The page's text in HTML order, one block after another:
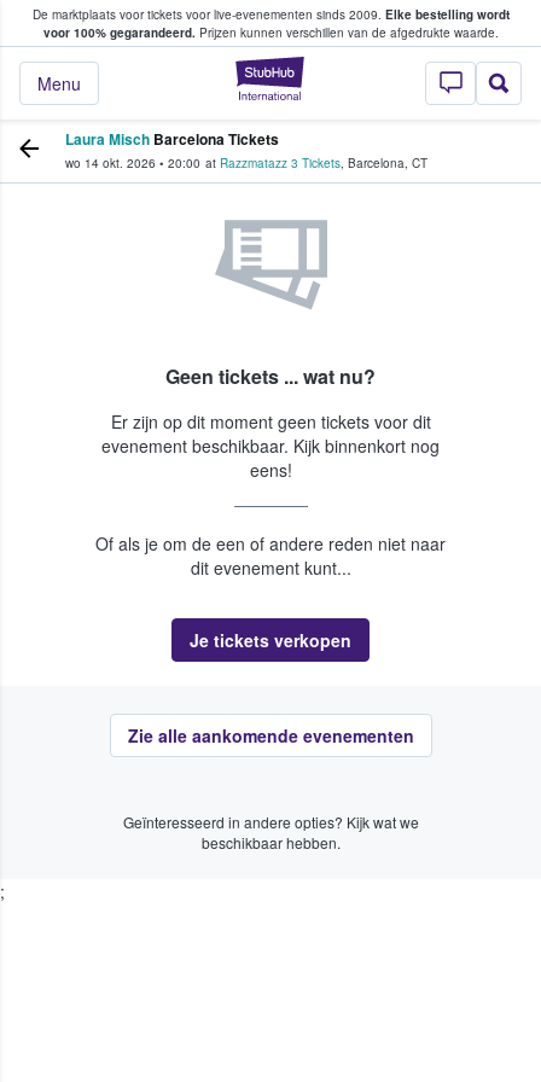
De marktplaats voor tickets voor live-evenementen sinds 2009. Elke bestelling wordt
voor 100% gegarandeerd.Prijzen kunnen verschillen van de afgedrukte waarde.
StubHub: waar
Menu
tickets kopen en verkopen
Laura Misch Barcelona Tickets
wo 14 okt. 2026 • 20:00 at Razzmatazz 3 Tickets, Barcelona, CT
Geen tickets ... wat nu?
Er zijn op dit moment geen tickets voor dit
evenement beschikbaar. Kijk binnenkort nog
eens!
Of als je om de een of andere reden niet naar
dit evenement kunt...
Je tickets verkopen
Zie alle aankomende evenementen
Geïnteresseerd in andere opties? Kijk wat we
beschikbaar hebben.
;